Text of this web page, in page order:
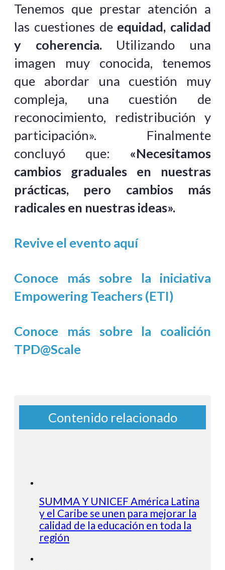
Tenemos que prestar atención a
las cuestiones de equidad, calidad
y coherencia.Utilizando una
imagen muy conocida, tenemos
que abordar una cuestión muy
compleja, una cuestión de
reconocimiento, redistribución y
participación». Finalmente
concluyó que: «Necesitamos
cambios graduales en nuestras
prácticas, pero cambios más
radicales en nuestras ideas».
Revive el evento aquí
Conoce más sobre la iniciativa
Empowering Teachers (ETI)
Conoce más sobre la coalición
TPD@Scale
Contenido relacionado
SUMMA Y UNICEF América Latina
y el Caribe se unen para mejorar la
calidad de la educación en toda la
región